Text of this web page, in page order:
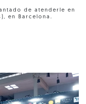
de atenderle en
en Barcelona.